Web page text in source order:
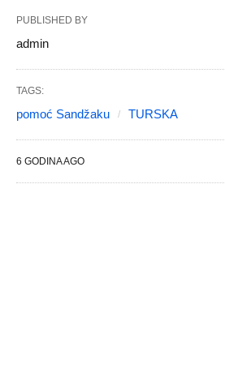
PUBLISHED BY
admin
TAGS:
pomoć Sandžaku TURSKA
6 GODINA AGO